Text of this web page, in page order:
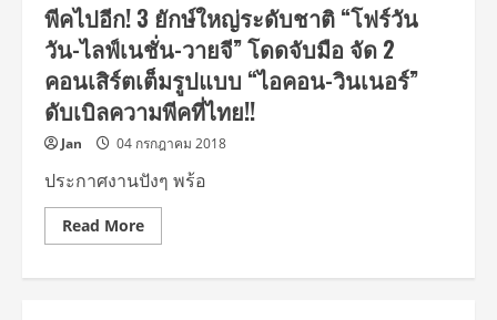
21
ตุลาคม
นี้
พบ
กัน
ที่
ธันเดอร์
โดม
พีคไปอีก! 3 ยักษ์ใหญ่ระดับชาติ “โฟร์วัน
วัน-ไลฟ์เนชั่น-วายจี” โดดจับมือ จัด 2
คอนเสิร์ตเต็มรูปแบบ “ไอคอน-วินเนอร์”
ดับเบิลความพีคที่ไทย!!
Jan 04 กรกฎาคม 2018
ประกาศงานปังๆ พร้อ
Read MoreRead
more